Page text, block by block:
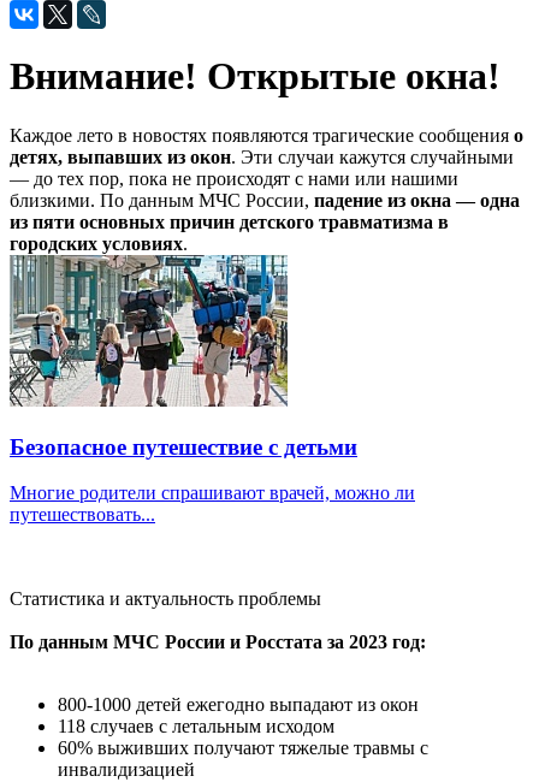
Внимание! Открытые окна!
Каждое лето в новостях появляются трагические сообщения о
детях, выпавших из окон. Эти случаи кажутся случайными
— до тех пор, пока не происходят с нами или нашими
близкими. По данным МЧС России, падение из окна — одна
из пяти основных причин детского травматизма в
городских условиях.
Безопасное путешествие с детьми
Многие родители спрашивают врачей, можно ли
путешествовать...
Статистика и актуальность проблемы
По данным МЧС России и Росстата за 2023 год:
800-1000 детей ежегодно выпадают из окон
118 случаев с летальным исходом
60% выживших получают тяжелые травмы с
инвалидизацией